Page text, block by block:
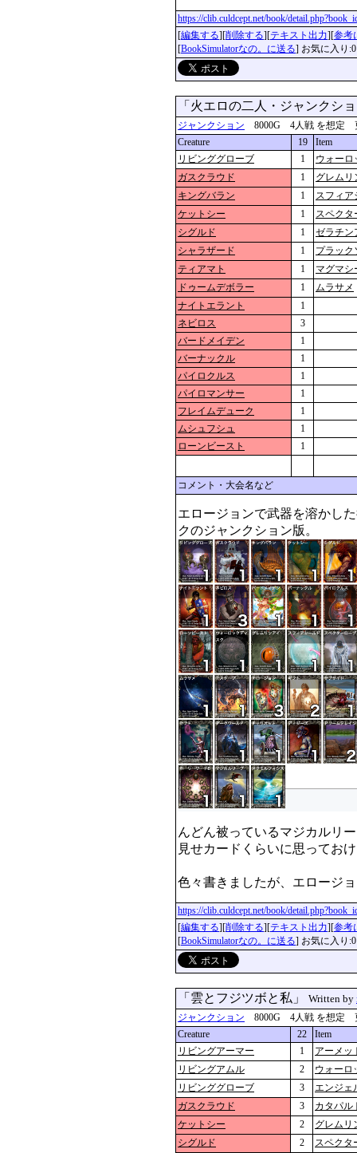
https://clib.culdcept.net/book/
[編集する][削除する][テキスト出力][参考
[BookSimulatorなの。に送る] お気に入り:0
「火エロの二人・ジャンクシ
ジャンクション 8000G 4人戦 を想定 更
Creature
19
Item
リビンググローブ
1
ウォーロ
ガスクラウド
1
グレムリ
キングバラン
1
スフィア
ケットシー
1
スペクタ
シグルド
1
ゼラチン
シャラザード
1
プラック
ティアマト
1
マグマシ
ドゥームデボラー
1
ムラサメ
ナイトエラント
1
ネビロス
3
バードメイデン
1
バーナックル
1
パイロクルス
1
パイロマンサー
1
フレイムデューク
1
ムシュフシュ
1
ローンビースト
1
コメント・大会名など
エロージョンで武器を溶かし
んどん被っているマジカルリ
見せカードくらいに思ってお
https://clib.culdcept.net/book/
[編集する][削除する][テキスト出力][参考
[BookSimulatorなの。に送る] お気に入り:0
「雲とフジツボと私」 Written by
ジャンクション 8000G 4人戦 を想定 更
Creature
22
Item
リビングアーマー
1
アーメッ
リビングアムル
2
ウォーロ
リビンググローブ
3
エンジェ
ガスクラウド
3
カタパル
ケットシー
2
グレムリ
シグルド
2 スペクタ